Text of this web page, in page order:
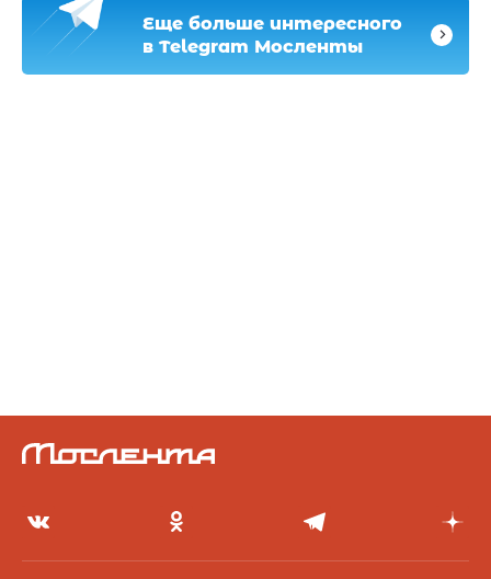
Еще больше интересного
в Telegram Мосленты